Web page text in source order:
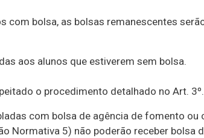
bolsa, as bolsas remanescentes
aos alunos que estiverem sem bolsa.
o procedimento detalhado no Art. 3º.
com bolsa de agência de fomento ou
Normativa 5) não poderão receber bolsa